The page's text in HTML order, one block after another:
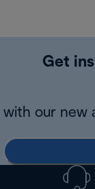
Get
with our new